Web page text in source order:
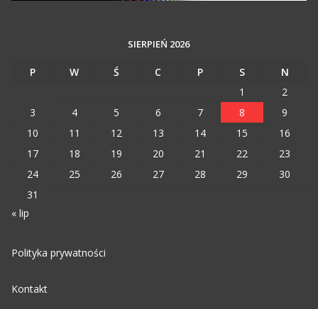
SIERPIEŃ 2026
P W Ś C P S
N
1
2
3
4 5 6 7 8
9
10
11 12 13 14 15
16
17
18 19 20 21 22
23
24
25 26 27 28 29
30
31
« lip
Polityka prywatności
Kontakt